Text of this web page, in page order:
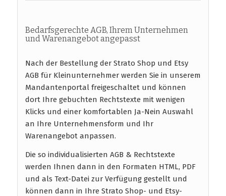
Bedarfsgerechte AGB, Ihrem Unternehmen
und Warenangebot angepasst
Nach der Bestellung der Strato Shop und Etsy
AGB für Kleinunternehmer werden Sie in unserem
Mandantenportal freigeschaltet und können
dort Ihre gebuchten Rechtstexte mit wenigen
Klicks und einer komfortablen Ja-Nein Auswahl
an Ihre Unternehmensform und Ihr
Warenangebot anpassen.
Die so individualisierten AGB & Rechtstexte
werden Ihnen dann in den Formaten HTML, PDF
und als Text-Datei zur Verfügung gestellt und
können dann in Ihre Strato Shop- und Etsy-